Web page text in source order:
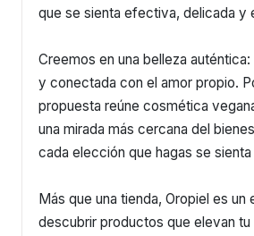
que se sienta efectiva, delicada y
Creemos en una belleza
y conectada con el amor propio.
propuesta reúne cosmética
una mirada más cercana del
cada elección que hagas se
Más que una tienda, Oropiel es un
descubrir productos que elevan tu